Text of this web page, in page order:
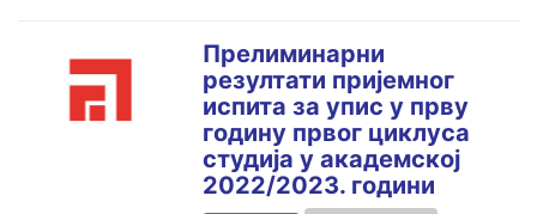
Прелиминарни
резултати пријемног
испита за упис у прву
годину првог циклуса
студија у академској
2022/2023. години